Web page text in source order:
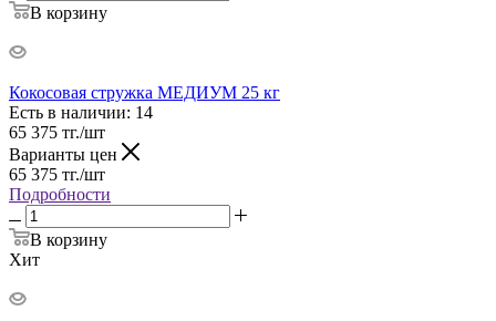
В корзину
Кокосовая стружка МЕДИУМ 25 кг
Есть в наличии: 14
65 375 тг./шт
Варианты цен
65 375 тг./шт
Подробности
В корзину
Хит